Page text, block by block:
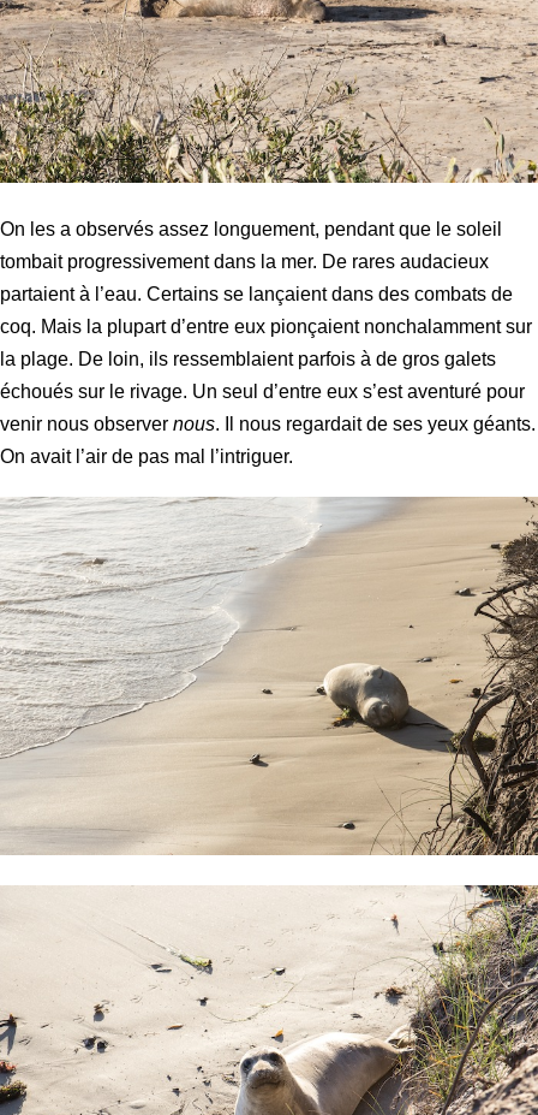
On les a observés assez longuement, pendant que le soleil
tombait progressivement dans la mer. De rares audacieux
partaient à l’eau. Certains se lançaient dans des combats de
coq. Mais la plupart d’entre eux pionçaient nonchalamment sur
la plage. De loin, ils ressemblaient parfois à de gros galets
échoués sur le rivage. Un seul d’entre eux s’est aventuré pour
venir nous observer nous. Il nous regardait de ses yeux géants.
On avait l’air de pas mal l’intriguer.